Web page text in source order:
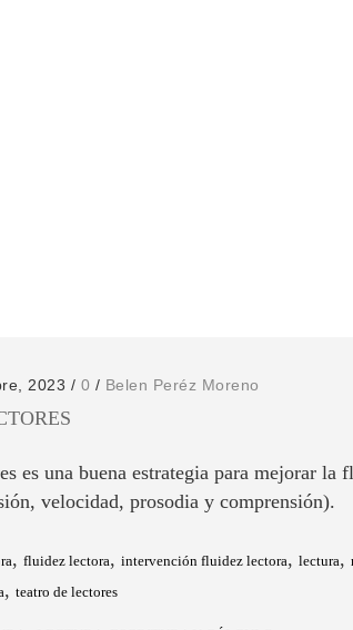
2023 / 0 / Belen Peréz Moreno
es una buena estrategia para mejorar la
velocidad, prosodia y comprensión).
,fluidez lectora,intervención fluidez lectora,lectura,
,teatro de lectores